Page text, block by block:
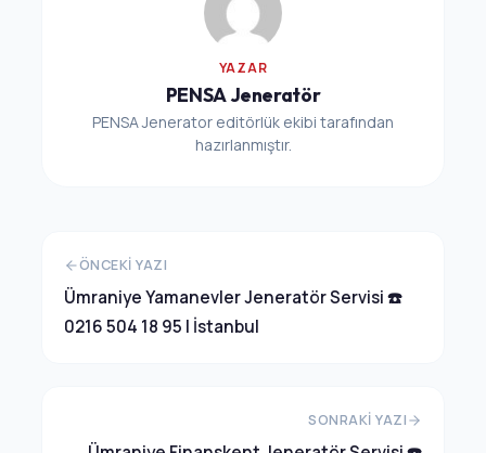
YAZAR
PENSA Jeneratör
PENSA Jenerator editörlük ekibi tarafından
hazırlanmıştır.
ÖNCEKI YAZI
Ümraniye Yamanevler Jeneratör Servisi ☎️
0216 504 18 95 | İstanbul
SONRAKI YAZI